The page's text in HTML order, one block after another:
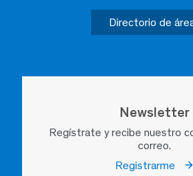
Directorio de
Newsletter
Regístrate y recibe nuestro
correo.
Registrarme